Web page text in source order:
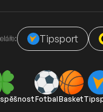
Tipsport
FotbalBasket